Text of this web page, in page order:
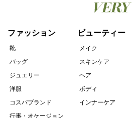
ファッション
靴
バッグ
ジュエリー
洋服
コスパブランド
行事・オケージョン
ビューティー
メイク
スキンケア
ヘア
ボディ
インナーケア